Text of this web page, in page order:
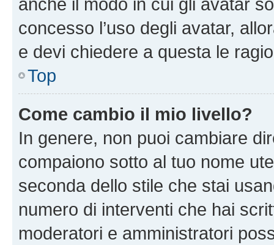
concesso l’uso degli avatar,
e devi chiedere a questa le
Top
Come cambio il mio livello?
In genere, non puoi cambiare
compaiono sotto al tuo nome
seconda dello stile che stai
numero di interventi che hai
moderatori e amministratori